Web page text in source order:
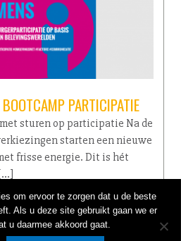
PARTICIPATIE
sturen op participatie Na de
starten een nieuwe
frisse energie. Dit is hét
om ervoor te zorgen dat u de beste
Als u deze site gebruikt gaan we er
u daarmee akkoord gaat.